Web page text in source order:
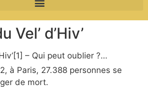
Vel’ d’Hiv’
– Qui peut oublier ?…
à Paris, 27.388 personnes se
de mort.